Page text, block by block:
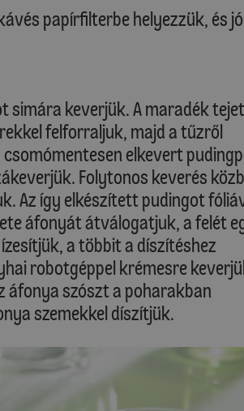
papírfilterbe helyezzük, és
simára keverjük. A maradék tejet
felforraljuk, majd a tűzről
elkevert
Folytonos keverés
Az így elkészített pudingot
áfonyát átválogatjuk, a felét
a többit a díszítéshez
robotgéppel krémesre
áfonya szószt a poharakban
szemekkel díszítjük.